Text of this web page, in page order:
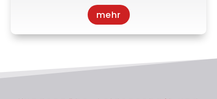
mehr